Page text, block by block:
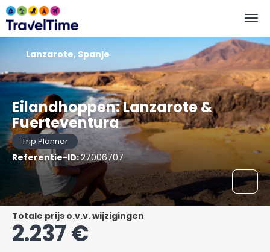
Eilandhoppen: Lanzarote &
Fuerteventura
Trip Planner
Referentie-ID:27006707
Lanzarote, Spanje
Totale prijs o.v.v. wijzigingen
2.237 €